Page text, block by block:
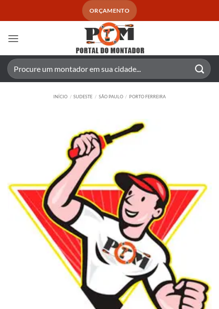
ORÇAMENTO
Pesquisar
por:
INÍCIO / SUDESTE / SÃO PAULO / PORTO FERREIRA